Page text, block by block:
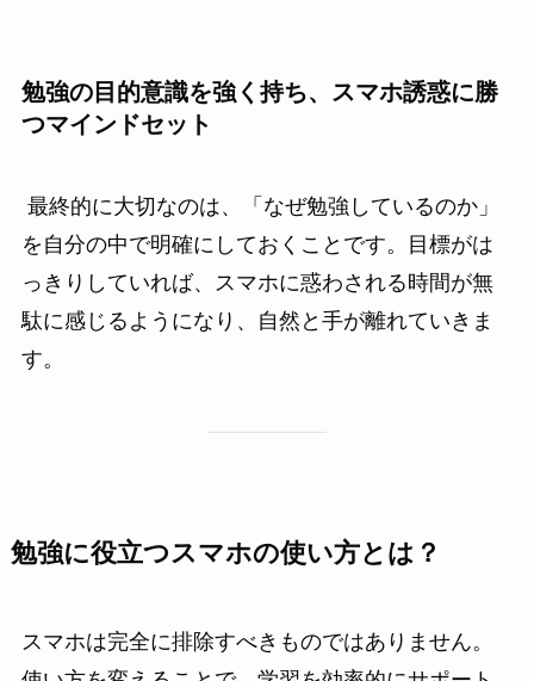
勉強の目的意識を強く持ち、スマホ誘惑に勝
つマインドセット
最終的に大切なのは、「なぜ勉強しているのか」
を自分の中で明確にしておくことです。目標がは
っきりしていれば、スマホに惑わされる時間が無
駄に感じるようになり、自然と手が離れていきま
す。
勉強に役立つスマホの使い方とは？
スマホは完全に排除すべきものではありません。